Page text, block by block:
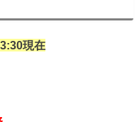
現在